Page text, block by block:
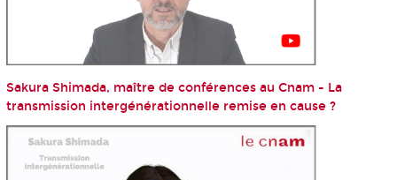
Sakura Shimada, maître de conférences au Cnam - La
transmission intergénérationnelle remise en cause ?